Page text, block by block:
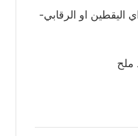
اليقطين او الرقابي-
ملح